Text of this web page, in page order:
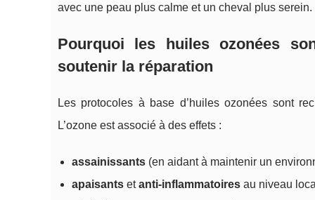
avec une peau plus calme et un cheval plus serein.
Pourquoi les huiles ozonées
soutenir la réparation
Les protocoles à base d’huiles ozonées sont
L’ozone est associé à des effets :
assainissants (en aidant à maintenir un
apaisants etanti-inflammatoires au niveau